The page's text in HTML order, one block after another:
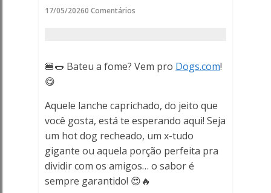
17/05/20260 Comentários
🍔🌭 Bateu a fome? Vem pro Dogs.com!
😋
Aquele lanche caprichado, do jeito que
você gosta, está te esperando aqui! Seja
um hot dog recheado, um x-tudo
gigante ou aquela porção perfeita pra
dividir com os amigos… o sabor é
sempre garantido! 😍🔥